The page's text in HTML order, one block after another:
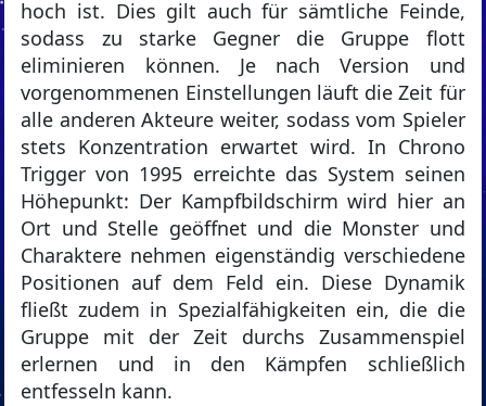
hoch ist. Dies gilt auch für sämtliche Feinde,
sodass zu starke Gegner die Gruppe flott
eliminieren können. Je nach Version und
vorgenommenen Einstellungen läuft die Zeit für
alle anderen Akteure weiter, sodass vom Spieler
stets Konzentration erwartet wird. In Chrono
Trigger von 1995 erreichte das System seinen
Höhepunkt: Der Kampfbildschirm wird hier an
Ort und Stelle geöffnet und die Monster und
Charaktere nehmen eigenständig verschiedene
Positionen auf dem Feld ein. Diese Dynamik
fließt zudem in Spezialfähigkeiten ein, die die
Gruppe mit der Zeit durchs Zusammenspiel
erlernen und in den Kämpfen schließlich
entfesseln kann.